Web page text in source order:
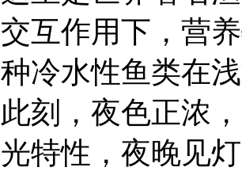
交互作用下，营
种冷水性鱼类在
此刻，夜色正浓
光特性，夜晚见